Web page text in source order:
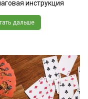
инструкция
дальше